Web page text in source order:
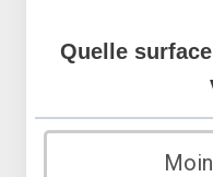
Quelle